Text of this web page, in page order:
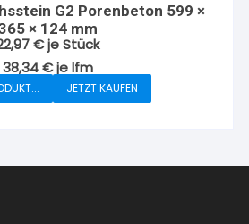
G2 Porenbeton 599 ×
× 124 mm
€je Stück
38,34€jelfm
JETZT KAUFEN